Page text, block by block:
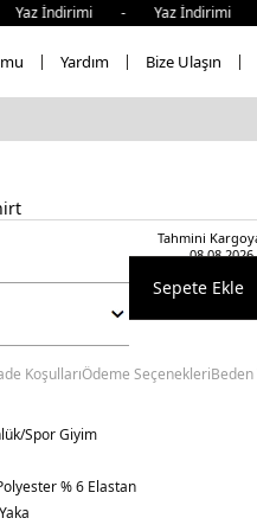
- Yaz
Yardım Bize Ulaşın
Tahmini
Sepete Ekle
KoşullarıÖdeme Seçenekleri
Spor Giyim
% 6 Elastan